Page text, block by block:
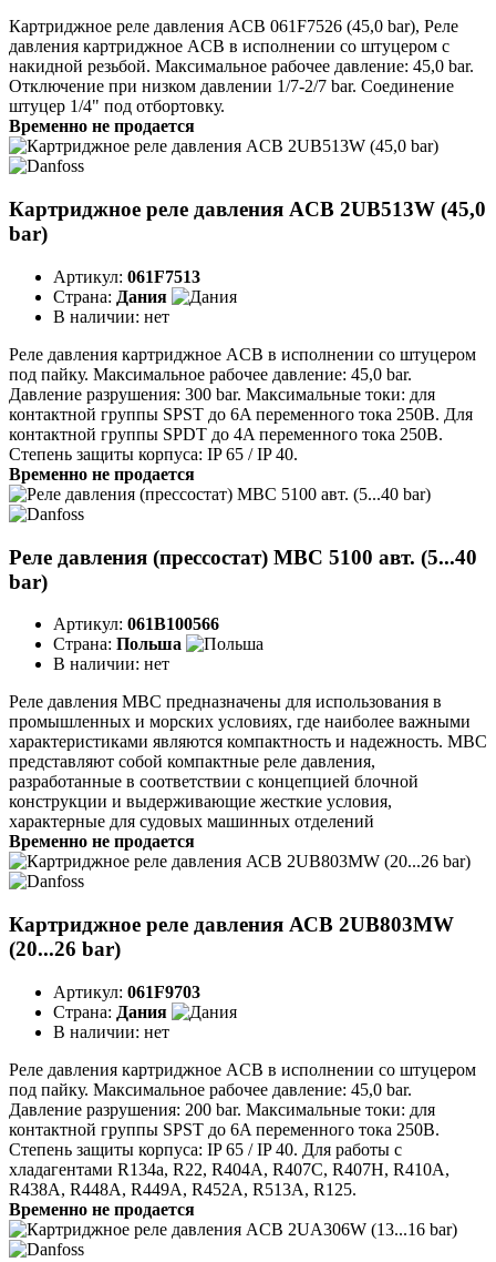
Картриджное реле давления ACB 061F7526 (45,0 bar), Реле
давления картриджное ACB в исполнении со штуцером с
накидной резьбой. Максимальное рабочее давление: 45,0 bar.
Отключение при низком давлении 1/7-2/7 bar. Соединение
штуцер 1/4" под отбортовку.
Временно не продается
Картриджное реле давления ACB 2UB513W (45,0
bar)
Артикул: 061F7513
Страна: Дания
В наличии: нет
Реле давления картриджное ACB в исполнении со штуцером
под пайку. Максимальное рабочее давление: 45,0 bar.
Давление разрушения: 300 bar. Максимальные токи: для
контактной группы SPST до 6A переменного тока 250B. Для
контактной группы SPDT до 4A переменного тока 250B.
Степень защиты корпуса: IP 65 / IP 40.
Временно не продается
Реле давления (прессостат) MBC 5100 авт. (5...40
bar)
Артикул: 061B100566
Страна: Польша
В наличии: нет
Реле давления MBC предназначены для использования в
промышленных и морских условиях, где наиболее важными
характеристиками являются компактность и надежность. MBC
представляют собой компактные реле давления,
разработанные в соответствии с концепцией блочной
конструкции и выдерживающие жесткие условия,
характерные для судовых машинных отделений
Временно не продается
Картриджное реле давления АСВ 2UB803MW
(20...26 bar)
Артикул: 061F9703
Страна: Дания
В наличии: нет
Реле давления картриджное ACB в исполнении со штуцером
под пайку. Максимальное рабочее давление: 45,0 bar.
Давление разрушения: 200 bar. Максимальные токи: для
контактной группы SPST до 6A переменного тока 250B.
Степень защиты корпуса: IP 65 / IP 40. Для работы с
хладагентами R134a, R22, R404A, R407C, R407H, R410A,
R438A, R448A, R449A, R452A, R513A, R125.
Временно не продается